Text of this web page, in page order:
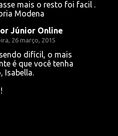
mais o resto foi facil .
Modena
Júnior Online
26 março, 2015
difícil, o mais
é que você tenha
Isabella.